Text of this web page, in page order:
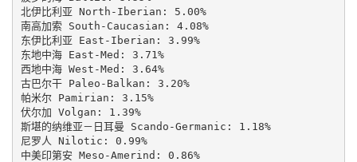
北伊比利亚 North-Iberian: 5.00%
南高加索 South-Caucasian: 4.08%
东伊比利亚 East-Iberian: 3.99%
东地中海 East-Med: 3.71%
西地中海 West-Med: 3.64%
古巴尔干 Paleo-Balkan: 3.20%
帕米尔 Pamirian: 3.15%
伏尔加 Volgan: 1.39%
斯堪的纳维亚－日耳曼 Scando-Germanic: 1.18%
尼罗人 Nilotic: 0.99%
中美印第安 Meso-Amerind: 0.86%